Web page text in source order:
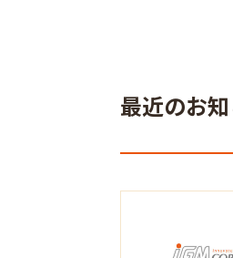
最近のお